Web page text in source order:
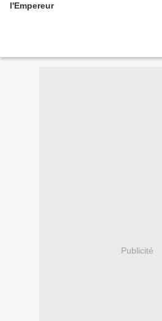
l'Empereur
Publicité